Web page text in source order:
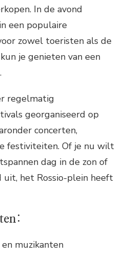
In de avond
een populaire
zowel toeristen als de
je genieten van een
regelmatig
georganiseerd op
concerten,
festiviteiten. Of je nu wilt
dag in de zon of
uit, het Rossio-plein heeft
muzikanten